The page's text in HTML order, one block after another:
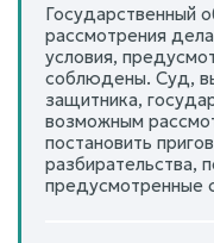
Государственный
рассмотрения
условия,
соблюдены. Суд,
защитника,
возможным
постановить
разбирательства,
предусмотренные